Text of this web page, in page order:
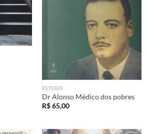
ESTUDO
Dr Alonso Médico dos pobres
R$65,00